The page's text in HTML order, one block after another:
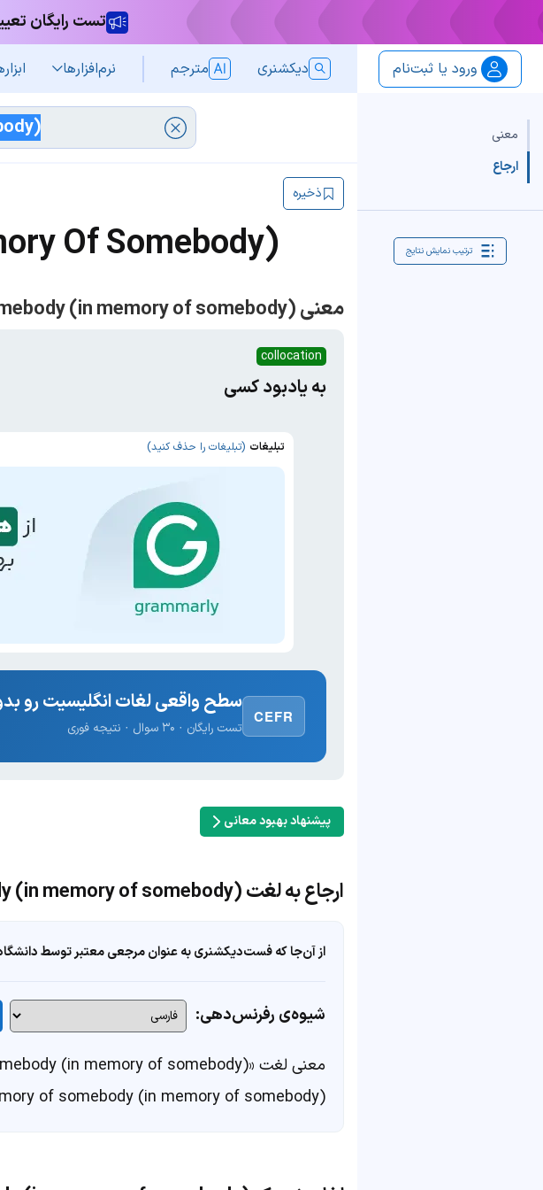
تست رایگان
ورود یا ثبت‌نام دیکشنری مترجم نرم‌افزار‌ها
معنی
ارجاع
ترتیب نمایش نتایج
ذخیره
Of Somebody)
معنی to the memory of somebody (in memory of somebody)
collocation
به یادبود کسی
تبلیغات (تبلیغات را حذف کنید)
CEFR
سطح واقعی لغات انگلیسیت رو
تست رایگان · ۳۰ سوال · نتیجه فوری
پیشنهاد بهبود معانی
ارجاع به لغت to the memory of somebody (in memory of somebody)
از آن‌جا که فست‌دیکشنری به عنوان مرجعی معتبر توسط
شیوه‌ی رفرنس‌دهی:
معنی لغت «to the memory of somebody (in memory of somebody)» در
of somebody (in memory of somebody)